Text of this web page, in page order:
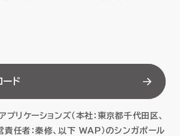
プ
ド
リケーションズ（本社：東京都千代田区、
任者：秦修、以下 WAP）のシンガポール